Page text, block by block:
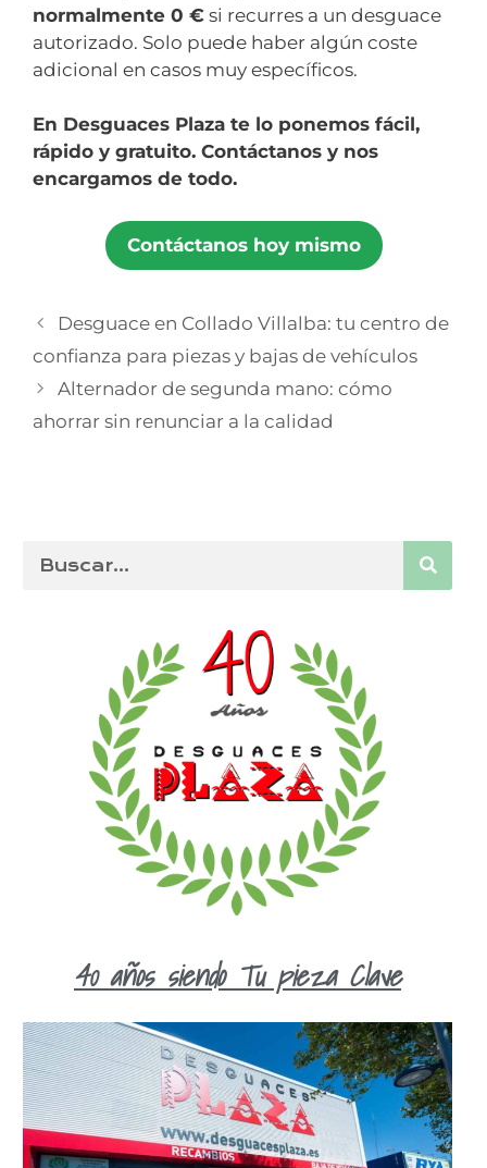
normalmente 0 € si recurres a un desguace
autorizado. Solo puede haber algún coste
adicional en casos muy específicos.
En Desguaces Plaza te lo ponemos fácil,
rápido y gratuito. Contáctanos y nos
encargamos de todo.
Contáctanos hoy mismo
Desguace en Collado Villalba: tu centro de
confianza para piezas y bajas de vehículos
Alternador de segunda mano: cómo
ahorrar sin renunciar a la calidad
40 años siendo Tu pieza Clave